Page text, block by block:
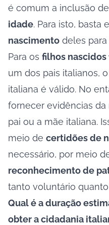
é comum a inclusão de
idade. Para isto, basta
nascimento deles para
Para os filhos
um dos pais italianos,
italiana é válido. No
fornecer evidências
pai ou a mãe italiana.
meio de certidões de
necessário, por meio
reconhecimento de
tanto voluntário
Qual é a duração
obter a cidadania